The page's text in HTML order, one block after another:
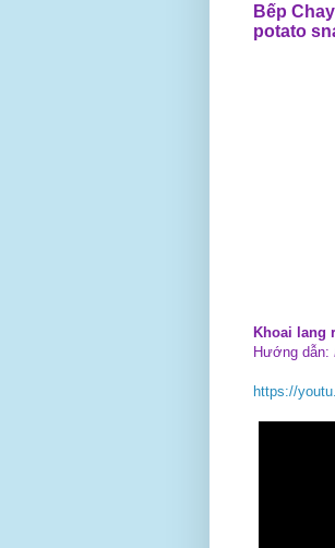
Bếp
potato
Khoai lang
Hướng dẫn:
https://